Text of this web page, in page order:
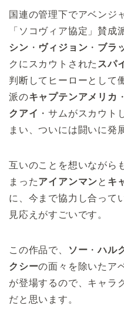
国連の管理下でアベンジ
「ソコヴィア協定」賛成
シン ・ ヴィジョン ・ ブラ
クにスカウトされた スパ
判断してヒーローとして
派のキャプテンアメリカ ・
クアイ ・サムがスカウト
まい、ついには闘いに発
互いのことを想いながら
まったアイアンマンと キ
に、今まで協力し合って
見応えがすごいです。
この作品で、 ソー ・ハル
クシーの面々を除いたア
が登場するので、キャラ
だと思います。